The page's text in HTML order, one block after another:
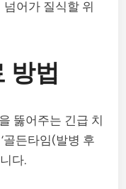
어가 질식할 위
방법
뚫어주는 긴급 치
골든타임(발병 후
다.